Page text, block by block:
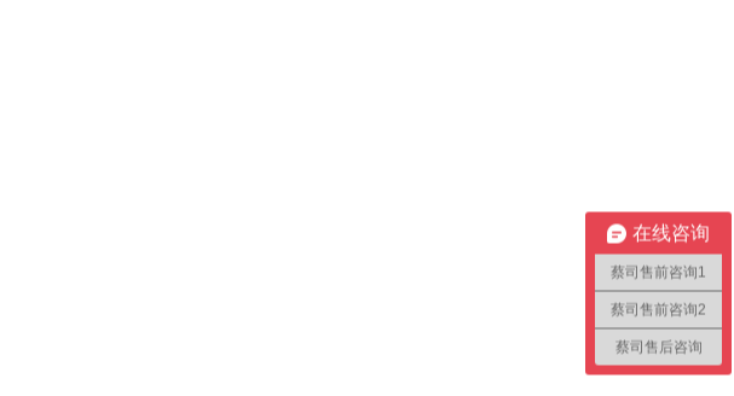
在线咨询
蔡司售前咨询1
蔡司售前咨询2
蔡司售后咨询